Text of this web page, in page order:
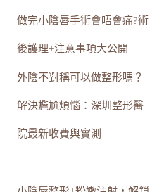
做完小陰唇手術會唔會痛?術
後護理+注意事項大公開
外陰不對稱可以做整形嗎？
解決尷尬煩惱：深圳整形醫
院最新收費與實測